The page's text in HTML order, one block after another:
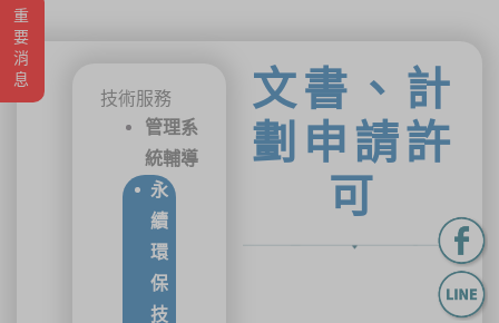
重要消息
技術服務
管理系
統輔導
永
續
環
保
技
文書、計
劃申請許
可